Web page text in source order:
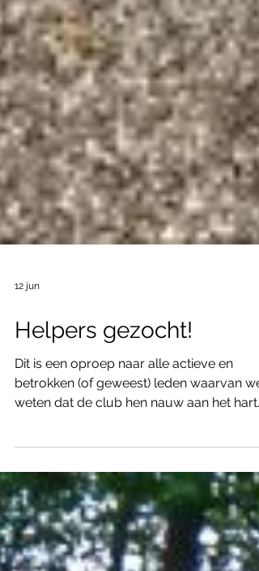
12 jun
Helpers gezocht!
Dit is een oproep naar alle actieve en
weten dat de club hen nauw aan het hart
vieren we ons 40-jarig jubileum, een
robijnen jubileum zowaar. Dat staat voor
passie en liefde, een passie voor klimmen
die na 40 jaar nog steeds springlevend is.
Zie jij het zitten om mee de touwen in